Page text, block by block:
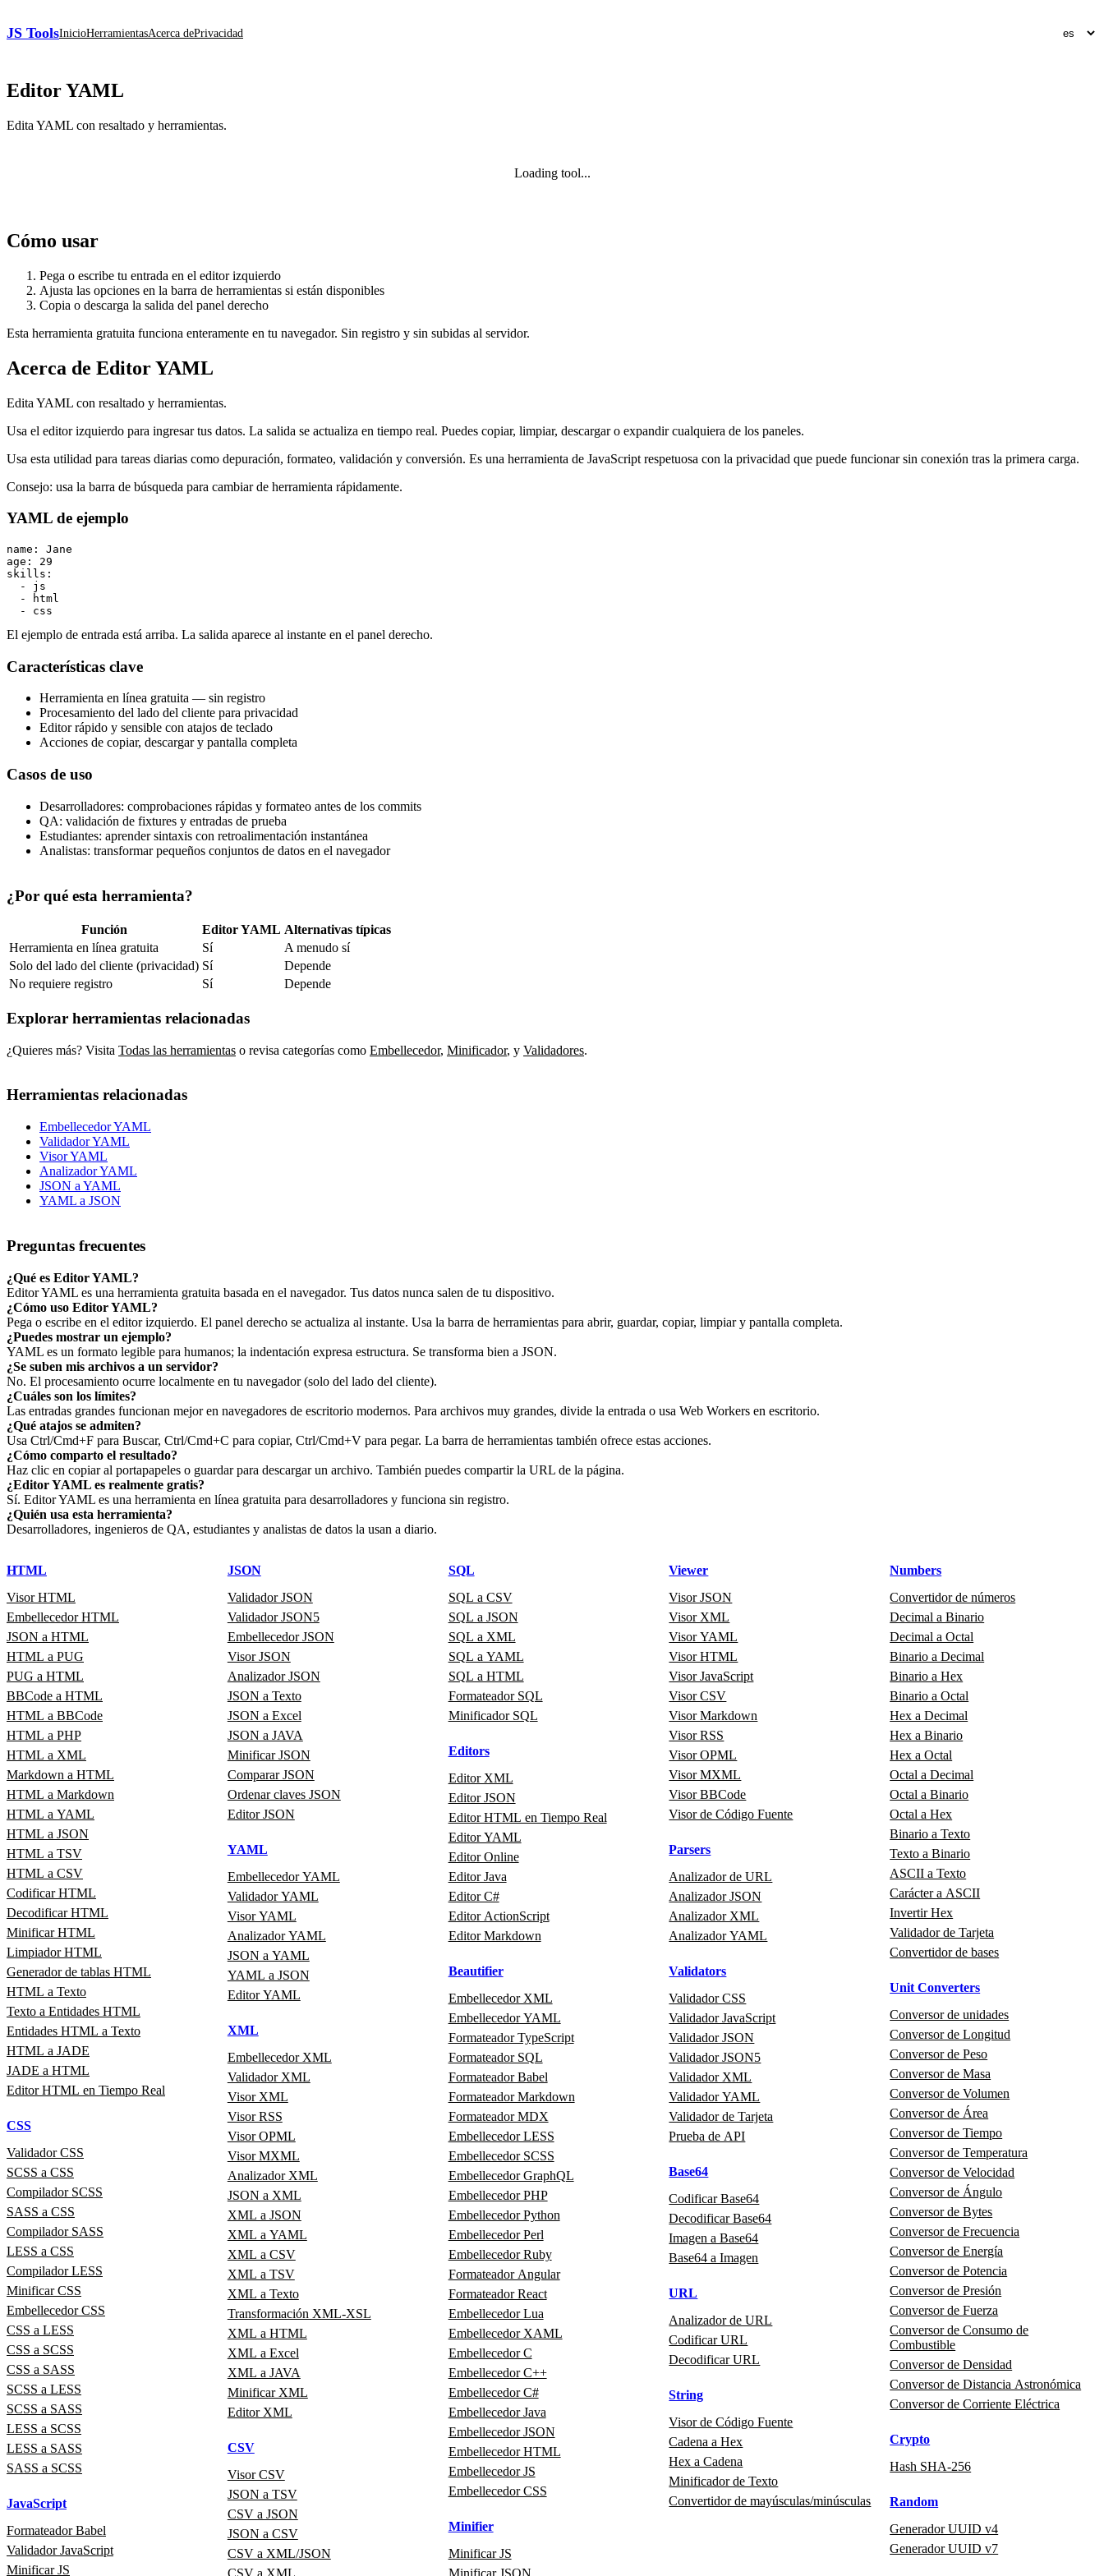
JS ToolsInicioHerramientasAcerca dePrivacidad
Editor YAML
Edita YAML con resaltado y herramientas.
Loading tool...
Cómo usar
Pega o escribe tu entrada en el editor izquierdo
Ajusta las opciones en la barra de herramientas si están disponibles
Copia o descarga la salida del panel derecho
Esta herramienta gratuita funciona enteramente en tu navegador. Sin registro y sin subidas al servidor.
Acerca de Editor YAML
Edita YAML con resaltado y herramientas.
Usa el editor izquierdo para ingresar tus datos. La salida se actualiza en tiempo real. Puedes copiar, limpiar, descargar o expandir cualquiera de los paneles.
Usa esta utilidad para tareas diarias como depuración, formateo, validación y conversión. Es una herramienta de JavaScript respetuosa con la privacidad que puede funcionar sin conexión tras la primera carga.
Consejo: usa la barra de búsqueda para cambiar de herramienta rápidamente.
YAML de ejemplo
name: Jane
age: 29
skills:
  - js
  - html
  - css
El ejemplo de entrada está arriba. La salida aparece al instante en el panel derecho.
Características clave
Herramienta en línea gratuita — sin registro
Procesamiento del lado del cliente para privacidad
Editor rápido y sensible con atajos de teclado
Acciones de copiar, descargar y pantalla completa
Casos de uso
Desarrolladores: comprobaciones rápidas y formateo antes de los commits
QA: validación de fixtures y entradas de prueba
Estudiantes: aprender sintaxis con retroalimentación instantánea
Analistas: transformar pequeños conjuntos de datos en el navegador
¿Por qué esta herramienta?
Función Editor YAML Alternativas típicas
Herramienta en línea gratuita
Sí
A menudo sí
Solo del lado del cliente (privacidad) Sí
Depende
No requiere registro
Sí Depende
Explorar herramientas relacionadas
¿Quieres más? Visita Todas las herramientas o revisa categorías como Embellecedor, Minificador, y Validadores.
Herramientas relacionadas
Embellecedor YAML
Validador YAML
Visor YAML
Analizador YAML
JSON a YAML
YAML a JSON
Preguntas frecuentes
¿Qué es Editor YAML?
Editor YAML es una herramienta gratuita basada en el navegador. Tus datos nunca salen de tu dispositivo.
¿Cómo uso Editor YAML?
Pega o escribe en el editor izquierdo. El panel derecho se actualiza al instante. Usa la barra de herramientas para abrir, guardar, copiar, limpiar y pantalla completa.
¿Puedes mostrar un ejemplo?
YAML es un formato legible para humanos; la indentación expresa estructura. Se transforma bien a JSON.
¿Se suben mis archivos a un servidor?
No. El procesamiento ocurre localmente en tu navegador (solo del lado del cliente).
¿Cuáles son los límites?
Las entradas grandes funcionan mejor en navegadores de escritorio modernos. Para archivos muy grandes, divide la entrada o usa Web Workers en escritorio.
¿Qué atajos se admiten?
Usa Ctrl/Cmd+F para Buscar, Ctrl/Cmd+C para copiar, Ctrl/Cmd+V para pegar. La barra de herramientas también ofrece estas acciones.
¿Cómo comparto el resultado?
Haz clic en copiar al portapapeles o guardar para descargar un archivo. También puedes compartir la URL de la página.
¿Editor YAML es realmente gratis?
Sí. Editor YAML es una herramienta en línea gratuita para desarrolladores y funciona sin registro.
¿Quién usa esta herramienta?
Desarrolladores, ingenieros de QA, estudiantes y analistas de datos la usan a diario.
HTML
Visor HTML
Embellecedor HTML
JSON a HTML
HTML a PUG
PUG a HTML
BBCode a HTML
HTML a BBCode
HTML a PHP
HTML a XML
Markdown a HTML
HTML a Markdown
HTML a YAML
HTML a JSON
HTML a TSV
HTML a CSV
Codificar HTML
Decodificar HTML
Minificar HTML
Limpiador HTML
Generador de tablas HTML
HTML a Texto
Texto a Entidades HTML
Entidades HTML a Texto
HTML a JADE
JADE a HTML
Editor HTML en Tiempo Real
CSS
Validador CSS
SCSS a CSS
Compilador SCSS
SASS a CSS
Compilador SASS
LESS a CSS
Compilador LESS
Minificar CSS
Embellecedor CSS
CSS a LESS
CSS a SCSS
CSS a SASS
SCSS a LESS
SCSS a SASS
LESS a SCSS
LESS a SASS
SASS a SCSS
JavaScript
Formateador Babel
Validador JavaScript
Minificar JS
JSON
Validador JSON
Validador JSON5
Embellecedor JSON
Visor JSON
Analizador JSON
JSON a Texto
JSON a Excel
JSON a JAVA
Minificar JSON
Comparar JSON
Ordenar claves JSON
Editor JSON
YAML
Embellecedor YAML
Validador YAML
Visor YAML
Analizador YAML
JSON a YAML
YAML a JSON
Editor YAML
XML
Embellecedor XML
Validador XML
Visor XML
Visor RSS
Visor OPML
Visor MXML
Analizador XML
JSON a XML
XML a JSON
XML a YAML
XML a CSV
XML a TSV
XML a Texto
Transformación XML-XSL
XML a HTML
XML a Excel
XML a JAVA
Minificar XML
Editor XML
CSV
Visor CSV
JSON a TSV
CSV a JSON
JSON a CSV
CSV a XML/JSON
CSV a XML
SQL
SQL a CSV
SQL a JSON
SQL a XML
SQL a YAML
SQL a HTML
Formateador SQL
Minificador SQL
Editors
Editor XML
Editor JSON
Editor HTML en Tiempo Real
Editor YAML
Editor Online
Editor Java
Editor C#
Editor ActionScript
Editor Markdown
Beautifier
Embellecedor XML
Embellecedor YAML
Formateador TypeScript
Formateador SQL
Formateador Babel
Formateador Markdown
Formateador MDX
Embellecedor LESS
Embellecedor SCSS
Embellecedor GraphQL
Embellecedor PHP
Embellecedor Python
Embellecedor Perl
Embellecedor Ruby
Formateador Angular
Formateador React
Embellecedor Lua
Embellecedor XAML
Embellecedor C
Embellecedor C++
Embellecedor C#
Embellecedor Java
Embellecedor JSON
Embellecedor HTML
Embellecedor JS
Embellecedor CSS
Minifier
Minificar JS
Minificar JSON
Viewer
Visor JSON
Visor XML
Visor YAML
Visor HTML
Visor JavaScript
Visor CSV
Visor Markdown
Visor RSS
Visor OPML
Visor MXML
Visor BBCode
Visor de Código Fuente
Parsers
Analizador de URL
Analizador JSON
Analizador XML
Analizador YAML
Validators
Validador CSS
Validador JavaScript
Validador JSON
Validador JSON5
Validador XML
Validador YAML
Validador de Tarjeta
Prueba de API
Base64
Codificar Base64
Decodificar Base64
Imagen a Base64
Base64 a Imagen
URL
Analizador de URL
Codificar URL
Decodificar URL
String
Visor de Código Fuente
Cadena a Hex
Hex a Cadena
Minificador de Texto
Convertidor de mayúsculas/minúsculas
Numbers
Convertidor de números
Decimal a Binario
Decimal a Octal
Binario a Decimal
Binario a Hex
Binario a Octal
Hex a Decimal
Hex a Binario
Hex a Octal
Octal a Decimal
Octal a Binario
Octal a Hex
Binario a Texto
Texto a Binario
ASCII a Texto
Carácter a ASCII
Invertir Hex
Validador de Tarjeta
Convertidor de bases
Unit Converters
Conversor de unidades
Conversor de Longitud
Conversor de Peso
Conversor de Masa
Conversor de Volumen
Conversor de Área
Conversor de Tiempo
Conversor de Temperatura
Conversor de Velocidad
Conversor de Ángulo
Conversor de Bytes
Conversor de Frecuencia
Conversor de Energía
Conversor de Potencia
Conversor de Presión
Conversor de Fuerza
Conversor de Consumo de
Combustible
Conversor de Densidad
Conversor de Distancia Astronómica
Conversor de Corriente Eléctrica
Crypto
Hash SHA-256
Random
Generador UUID v4
Generador UUID v7